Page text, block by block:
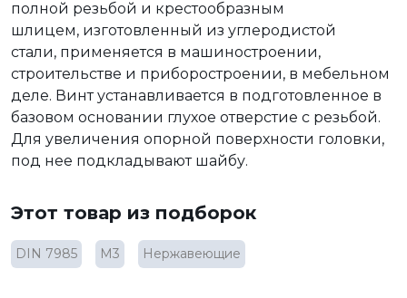
полной резьбой и крестообразным
шлицем, изготовленный из углеродистой
стали, применяется в машиностроении,
строительстве и приборостроении, в мебельном
деле. Винт устанавливается в подготовленное в
базовом основании глухое отверстие с резьбой.
Для увеличения опорной поверхности головки,
под нее подкладывают шайбу.
Этот товар из подборок
DIN 7985 М3 Нержавеющие